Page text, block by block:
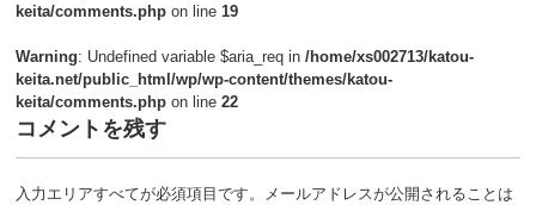
keita/comments.php on line 19
Warning: Undefined variable $aria_req in/home/xs002713/katou-
keita.net/public_html/wp/wp-content/themes/katou-
keita/comments.php on line22
コメントを残す
入力エリアすべてが必須項目です。メールアドレスが公開されることは